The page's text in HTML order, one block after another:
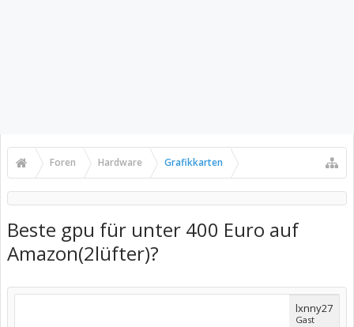
Foren Hardware Grafikkarten
Beste gpu für unter 400 Euro auf
Amazon(2lüfter)?
lxnny27
Gast